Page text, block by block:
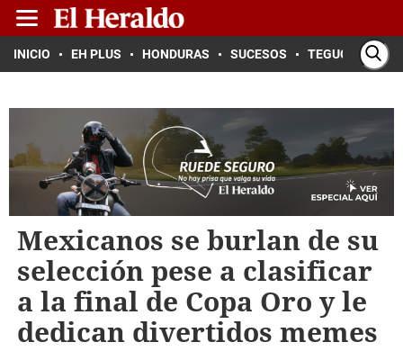
INICIO EH PLUS HONDURAS SUCESOS TEGUCIGALPA
Mexicanos se burlan de su
selección pese a clasificar
a la final de Copa Oro y le
dedican divertidos memes